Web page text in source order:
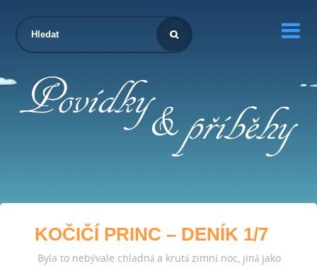

KOČIČÍ PRINC – DENÍK 1/7
Byla to nebývale chladná a krutá zimní noc, jiná jako